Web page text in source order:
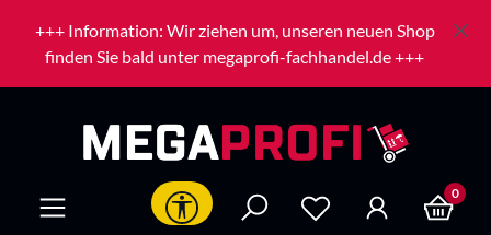
Zum Hauptinhalt springen
+++ Information: Wir ziehen um, unseren neuen Shop
finden Sie bald unter megaprofi-fachhandel.de +++
Werkzeugleiste anzeigen 0